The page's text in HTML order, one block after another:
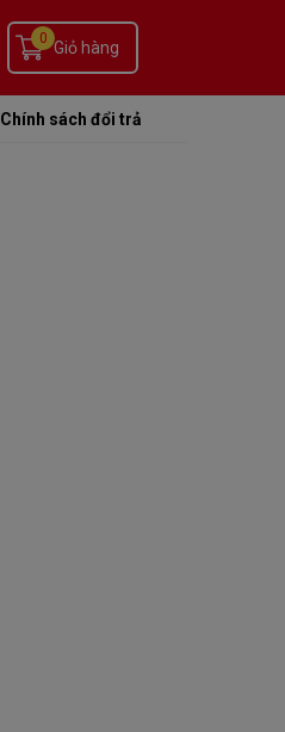
Giỏ hàng
0
Chính sách đổi trả